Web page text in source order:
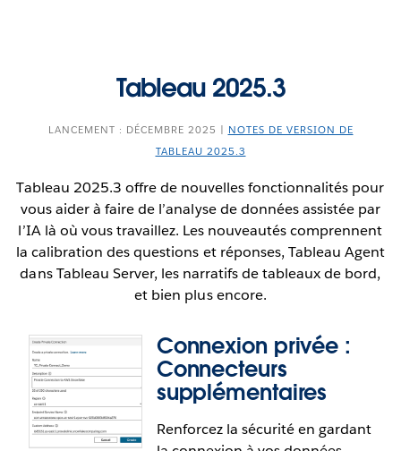
Tableau 2025.3
LANCEMENT : DÉCEMBRE 2025 | NOTES DE VERSION DE
TABLEAU 2025.3
Tableau 2025.3 offre de nouvelles fonctionnalités pour
vous aider à faire de l’analyse de données assistée par
l’IA là où vous travaillez. Les nouveautés comprennent
la calibration des questions et réponses, Tableau Agent
dans Tableau Server, les narratifs de tableaux de bord,
et bien plus encore.
Connexion privée :
Connecteurs
supplémentaires
Renforcez la sécurité en gardant